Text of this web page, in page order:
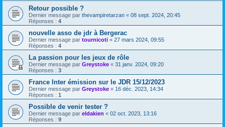
Retour possible ?
Dernier message par thevampiretarzan « 08 sept. 2024, 20:45
Réponses : 4
nouvelle asso de jdr à Bergerac
Dernier message par tournicoti « 27 mars 2024, 09:55
Réponses : 4
La passion pour les jeux de rôle
Dernier message par Greystoke « 31 janv. 2024, 09:20
Réponses : 3
France Inter émission sur le JDR 15/12/2023
Dernier message par Greystoke « 16 déc. 2023, 14:34
Réponses : 1
Possible de venir tester ?
Dernier message par eldakien « 02 oct. 2023, 13:16
Réponses : 9